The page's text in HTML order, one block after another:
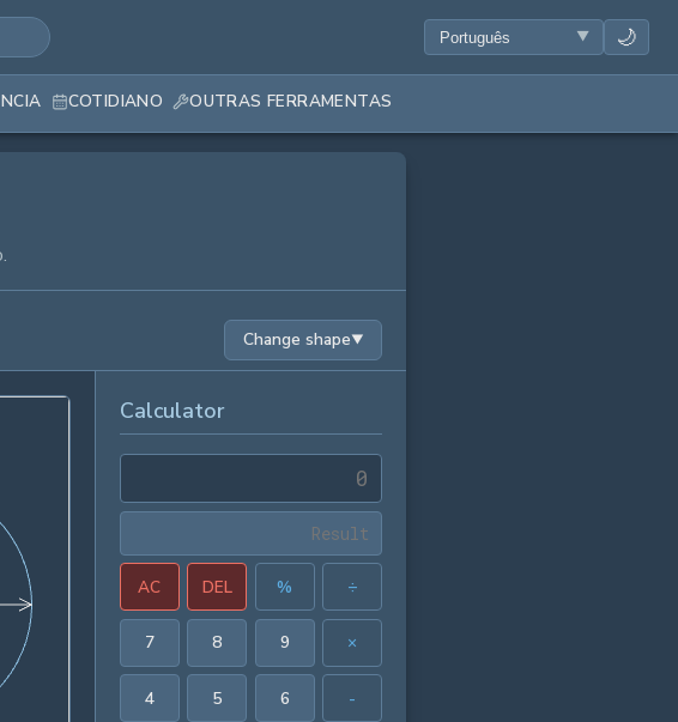
🌙
COTIDIANO OUTRAS FERRAMENTAS
Change shape▼
Calculator
AC DEL % ÷
7 8 9 ×
4 5 6 -